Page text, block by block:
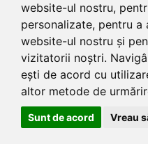
website-ul nostru,
personalizate, pentru
website-ul nostru și
vizitatorii noștri.
ești de acord cu
altor metode de
Sunt de acord Vreau